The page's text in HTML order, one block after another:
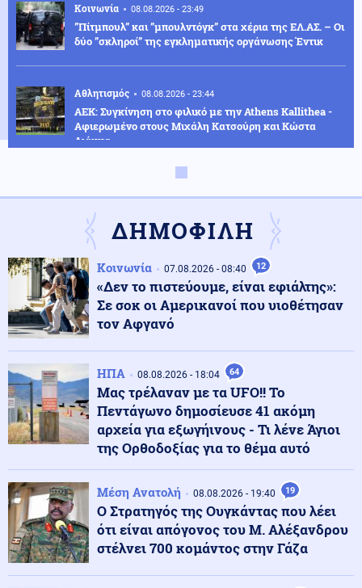
Κοινωνία 08.08.2026 - 23:49
”Πίτμπουλ” και ”μπουλντόγκ” στα χέρια της ΕΛ.ΑΣ. – Οι
δύο ”σκληροί” της εγκληματικής οργάνωσης Έντικ
Αθλητισμός 08.08.2026 - 23:44
ΑΕΚ: Συγκίνηση στο φιλικό με την Athens Kallithea -
Αφιερωμένο στους Μιχάλη Κατσούρη και Κώστα
Λιάκκα
Κωνσταντοπούλου: Το έγκλημα των υποκλοπών
αποτελεί έγκλημα κατά της Δημοκρατίας - Η ανάρτησή
της
Κόσμος 08.08.2026 - 23:25
Τους "την έσκασε" άθελά του ο Ρονάλντο: Πλήθος
κόσμου στη Μαδέρα για το γάμο, αλλά τελικά
παντρευόταν άλλο ζευγάρι
Κοινωνία
Συγκλονιστικό τροχαίο: Αυτοκίνητο συγκρούστηκε με
μηχανή αστυνομικών της ΔΙΑΣ στο Λαγονήσι
Ένοπλες Συρράξεις 08.08.2026 - 23:06
Καταγγελία για νυχτερινή είσοδο ισραηλινών
στρατευμάτων σε χωριό του Λιβάνου - Τι απαντά το
Ισραήλ
Ελληνοτουρκικά 08.08.2026 - 23:00
Ανάλυση: Η Ελληνική αντίδραση μετά την τριμερή
συμφωνία Τουρκίας-Πακιστάν-Σ. Αραβίας στη Μέκκα
ΔΗΜΟΦΙΛΗ
Κοινωνία 07.08.2026 - 08:40 12
«Δεν το πιστεύουμε, είναι εφιάλτης»:
Σε σοκ οι Αμερικανοί που υιοθέτησαν
τον Αφγανό
ΗΠΑ 08.08.2026 - 18:04 64
Μας τρέλαναν με τα UFO!! Το
Πεντάγωνο δημοσίευσε 41 ακόμη
αρχεία για εξωγήινους - Τι λένε Άγιοι
της Ορθοδοξίας για το θέμα αυτό
Μέση Ανατολή 08.08.2026 - 19:40 19
Ο Στρατηγός της Ουγκάντας που λέει
ότι είναι απόγονος του Μ. Αλέξανδρου
στέλνει 700 κομάντος στην Γάζα